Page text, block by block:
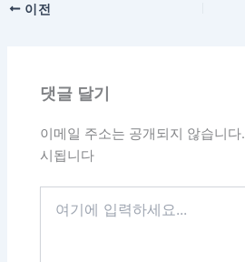
이전
댓글 달기
이메일 주소는 공개되지 않습니다.
시됩니다